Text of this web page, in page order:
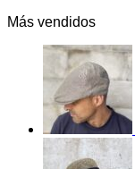
Más vendidos